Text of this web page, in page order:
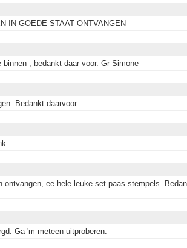
IN GOEDE STAAT ONTVANGEN
, bedankt daar voor. Gr Simone
Bedankt daarvoor.
ontvangen, ee hele leuke set paas stempels.
Ga 'm meteen uitproberen.